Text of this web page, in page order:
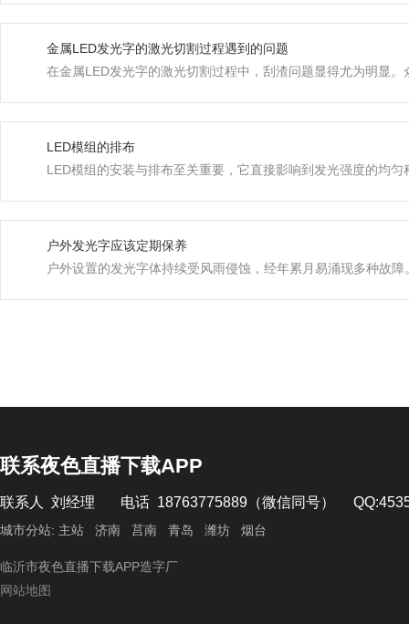
金属LED发光字的激光切割过程遇到的问题
在金属LED发光字的激光切割过程中，刮渣问题显得尤为明显
LED模组的排布
LED模组的安装与排布至关重要，它直接影响到发光强度的均匀
户外发光字应该定期保养
户外设置的发光字体持续受风雨侵蚀，经年累月易涌现多种故障
联系夜色直播下载APP
联系人 刘经理 电话 18763775889（微信同号）
城市分站: 主站 济南 莒南 青岛 潍坊 烟台
临沂市夜色直播下载APP造字厂
网站地图